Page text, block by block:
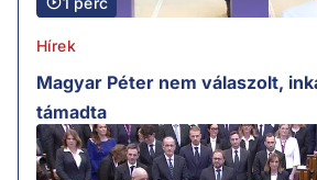
Hírek
Magyar Péter nem válaszolt,
támadta